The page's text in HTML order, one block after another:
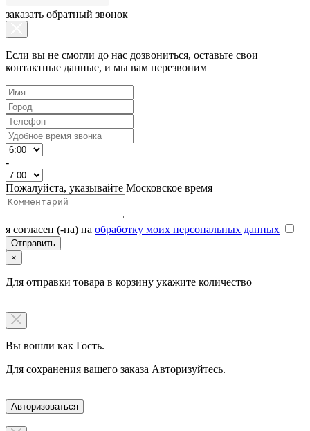
заказать обратный звонок
Если вы не смогли до нас дозвониться, оставьте свои
контактные данные, и мы вам перезвоним
-
Пожалуйста, указывайте Московское время
я согласен (-на) на обработку моих персональных данных
×
Для отправки товара в корзину укажите количество
Вы вошли как Гость.
Для сохранения вашего заказа Авторизуйтесь.
Авторизоваться